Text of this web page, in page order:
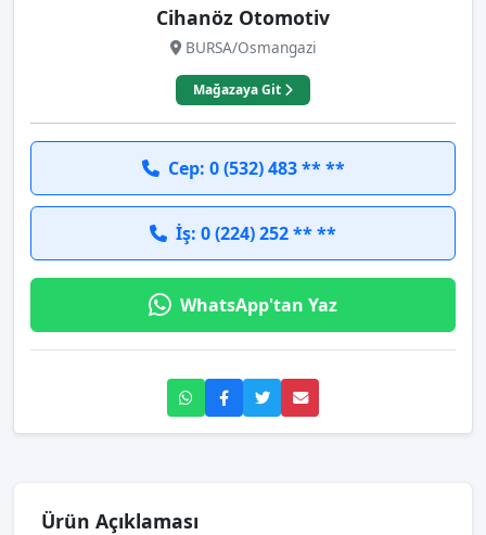
Cihanöz Otomotiv
BURSA/Osmangazi
Mağazaya Git
Cep: 0 (532) 483 ** **
İş: 0 (224) 252 ** **
WhatsApp'tan Yaz
Ürün Açıklaması